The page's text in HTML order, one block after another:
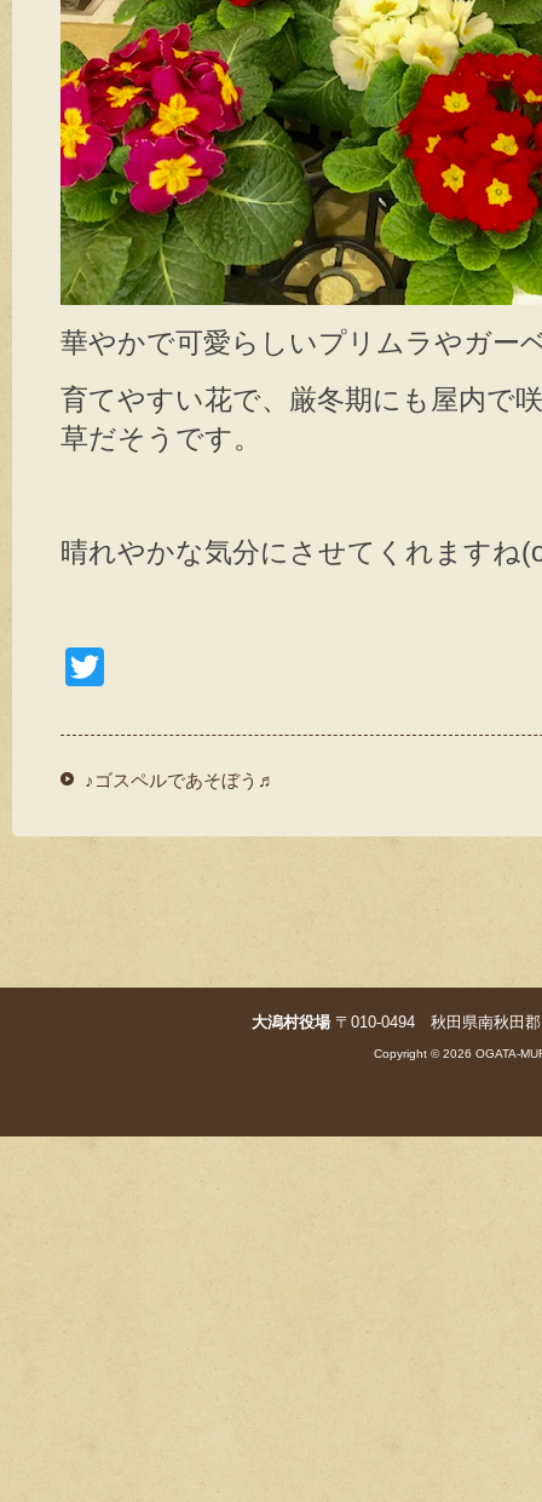
華やかで可愛らしいプリムラやガー
育てやすい花で、厳冬期にも屋内で
草だそうです。
晴れやかな気分にさせてくれますね
tt
er
♪ゴスペルであそぼう♬
大潟村役場〒010-0494 秋田県南秋田
Copyright © 2026 OGATA-